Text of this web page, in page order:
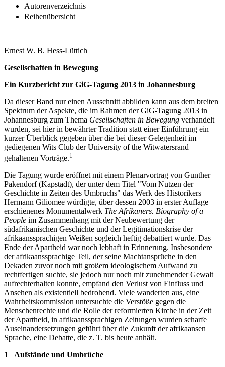
Autorenverzeichnis
Reihenübersicht
Ernest W. B. Hess-Lüttich
Gesellschaften in Bewegung
Ein Kurzbericht zur GiG-Tagung 2013 in Johannesburg
Da dieser Band nur einen Ausschnitt abbilden kann aus dem breiten
Spektrum der Aspekte, die im Rahmen der GiG-Tagung 2013 in
Johannesburg zum Thema Gesellschaften in Bewegung verhandelt
wurden, sei hier in bewährter Tradition statt einer Einführung ein
kurzer Überblick gegeben über die bei dieser Gelegenheit im
gediegenen Wits Club der University of the Witwatersrand
gehaltenen Vorträge.1
Die Tagung wurde eröffnet mit einem Plenarvortrag von Gunther
Pakendorf (Kapstadt), der unter dem Titel "Vom Nutzen der
Geschichte in Zeiten des Umbruchs" das Werk des Historikers
Hermann Giliomee würdigte, über dessen 2003 in erster Auflage
erschienenes Monumentalwerk The Afrikaners. Biography of a
People im Zusammenhang mit der Neubewertung der
südafrikanischen Geschichte und der Legitimationskrise der
afrikaanssprachigen Weißen sogleich heftig debattiert wurde. Das
Ende der Apartheid war noch lebhaft in Erinnerung. Insbesondere
der afrikaanssprachige Teil, der seine Machtansprüche in den
Dekaden zuvor noch mit großem ideologischem Aufwand zu
rechtfertigen suchte, sie jedoch nur noch mit zunehmender Gewalt
aufrechterhalten konnte, empfand den Verlust von Einfluss und
Ansehen als existentiell bedrohend. Viele wanderten aus, eine
Wahrheitskommission untersuchte die Verstöße gegen die
Menschenrechte und die Rolle der reformierten Kirche in der Zeit
der Apartheid, in afrikaanssprachigen Zeitungen wurden scharfe
Auseinandersetzungen geführt über die Zukunft der afrikaansen
Sprache, eine Debatte, die z. T. bis heute anhält.
1
Aufstände und Umbrüche